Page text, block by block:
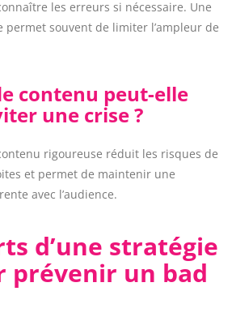
les erreurs si nécessaire. Une
souvent de limiter l’ampleur de
contenu peut-elle
une crise ?
rigoureuse réduit les risques de
et permet de maintenir une
avec l’audience.
d’une stratégie
prévenir un bad